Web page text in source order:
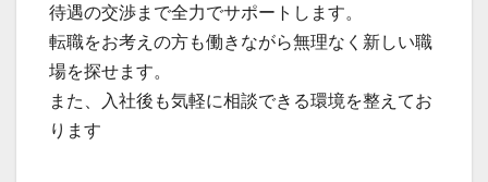
待遇の交渉まで全力でサポートします。
転職をお考えの方も働きながら無理なく新しい職
場を探せます。
また、入社後も気軽に相談できる環境を整えてお
ります